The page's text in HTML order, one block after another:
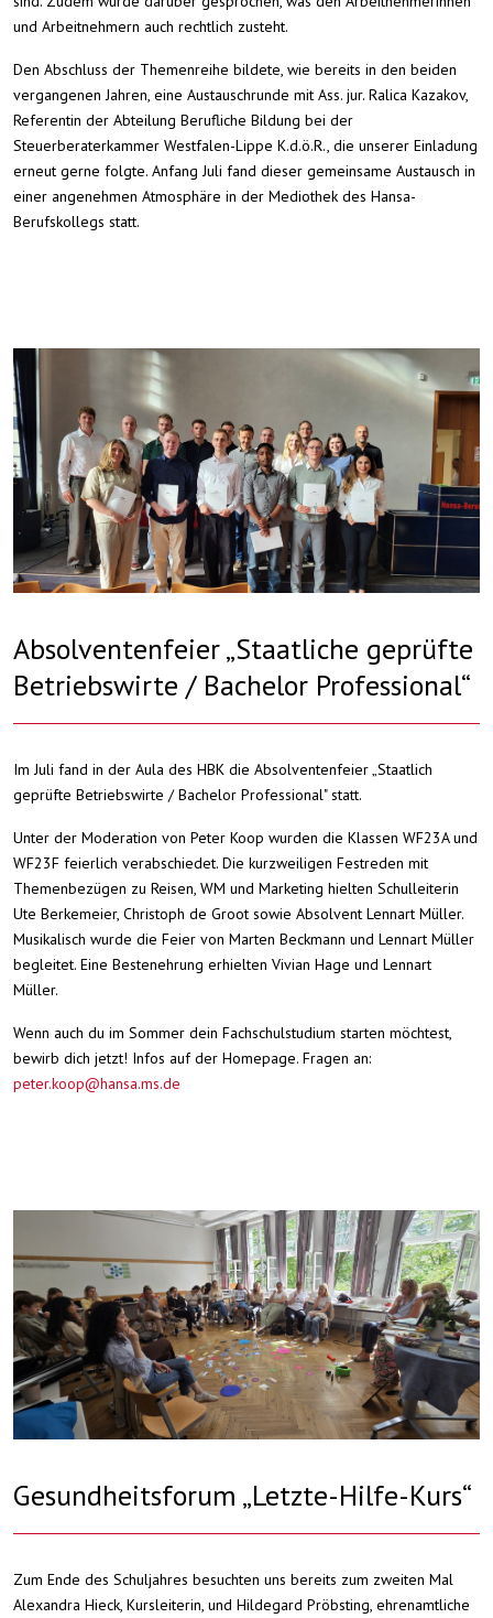
und Arbeitnehmern auch rechtlich zusteht.
Den Abschluss der Themenreihe bildete, wie bereits in den beiden
vergangenen Jahren, eine Austauschrunde mit Ass. jur. Ralica Kazakov,
Referentin der Abteilung Berufliche Bildung bei der
Steuerberaterkammer Westfalen-Lippe K.d.ö.R., die unserer Einladung
erneut gerne folgte. Anfang Juli fand dieser gemeinsame Austausch in
einer angenehmen Atmosphäre in der Mediothek des Hansa-
Berufskollegs statt.
Absolventenfeier „Staatliche geprüfte
Betriebswirte / Bachelor Professional“
Im Juli fand in der Aula des HBK die Absolventenfeier „Staatlich
geprüfte Betriebswirte / Bachelor Professional" statt.
Unter der Moderation von Peter Koop wurden die Klassen WF23A und
WF23F feierlich verabschiedet. Die kurzweiligen Festreden mit
Themenbezügen zu Reisen, WM und Marketing hielten Schulleiterin
Ute Berkemeier, Christoph de Groot sowie Absolvent Lennart Müller.
Musikalisch wurde die Feier von Marten Beckmann und Lennart Müller
begleitet. Eine Bestenehrung erhielten Vivian Hage und Lennart
Müller.
Wenn auch du im Sommer dein Fachschulstudium starten möchtest,
bewirb dich jetzt! Infos auf der Homepage. Fragen an:
peter.koop@hansa.ms.de
Gesundheitsforum „Letzte-Hilfe-Kurs“
Zum Ende des Schuljahres besuchten uns bereits zum zweiten Mal
Alexandra Hieck, Kursleiterin, und Hildegard Pröbsting, ehrenamtliche